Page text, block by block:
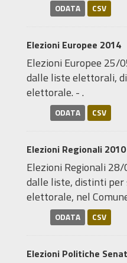
ODATA CSV
Elezioni Europee 2014
Elezioni Europee 25/
dalle liste elettorali,
elettorale. - .
ODATA CSV
Elezioni Regionali 2010
Elezioni Regionali
dalle liste, distinti per
elettorale, nel
ODATA CSV
Elezioni Politiche